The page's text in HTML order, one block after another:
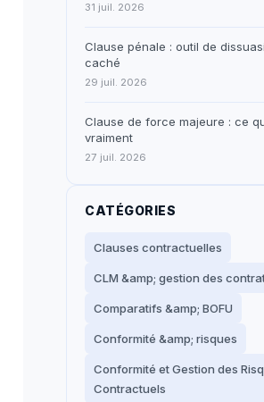
31 juil. 2026
Clause pénale : outil de
caché
29 juil. 2026
Clause de force majeure : ce
vraiment
27 juil. 2026
CATÉGORIES
Clauses contractuelles
CLM &amp; gestion des
Comparatifs &amp; BOFU
Conformité &amp; risques
Conformité et Gestion des
Contractuels